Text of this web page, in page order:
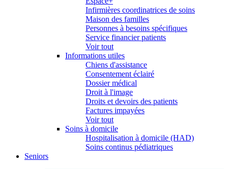
Infirmières coordinatrices de soins
Maison des familles
Personnes à besoins spécifiques
Service financier patients
Voir tout
Informations utiles
Chiens d'assistance
Consentement éclairé
Dossier médical
Droit à l'image
Droits et devoirs des patients
Factures impayées
Voir tout
Soins à domicile
Hospitalisation à domicile (HAD)
Soins continus pédiatriques
Seniors